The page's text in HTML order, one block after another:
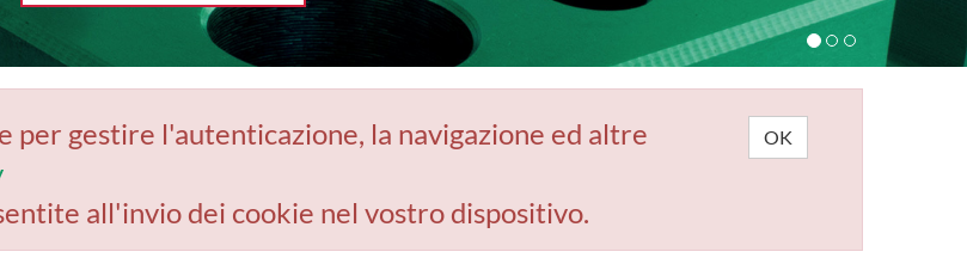
per gestire l'autenticazione, la navigazione ed altre
all'invio dei cookie nel vostro dispositivo.
OK